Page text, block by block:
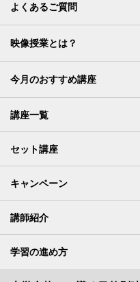
よくあるご質問
映像授業とは？
今月のおすすめ講座
講座一覧
セット講座
キャンペーン
講師紹介
学習の進め方